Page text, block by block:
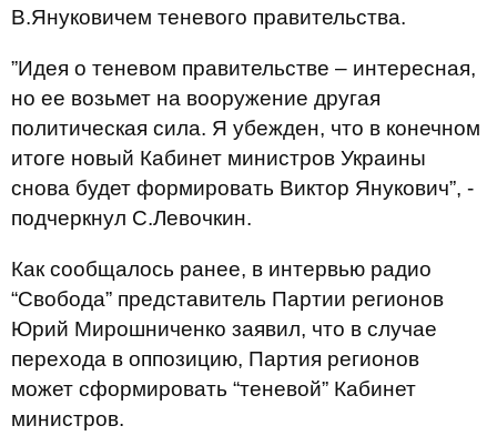
В.Януковичем теневого правительства.
”Идея о теневом правительстве – интересная,
но ее возьмет на вооружение другая
политическая сила. Я убежден, что в конечном
итоге новый Кабинет министров Украины
снова будет формировать Виктор Янукович”, -
подчеркнул С.Левочкин.
Как сообщалось ранее, в интервью радио
“Свобода” представитель Партии регионов
Юрий Мирошниченко заявил, что в случае
перехода в оппозицию, Партия регионов
может сформировать “теневой” Кабинет
министров.